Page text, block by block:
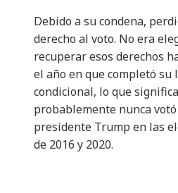
Debido a su condena,
derecho al voto. No era
recuperar esos derechos
el año en que completó su
condicional, lo que
probablemente nunca
presidente Trump en las
de 2016 y 2020.